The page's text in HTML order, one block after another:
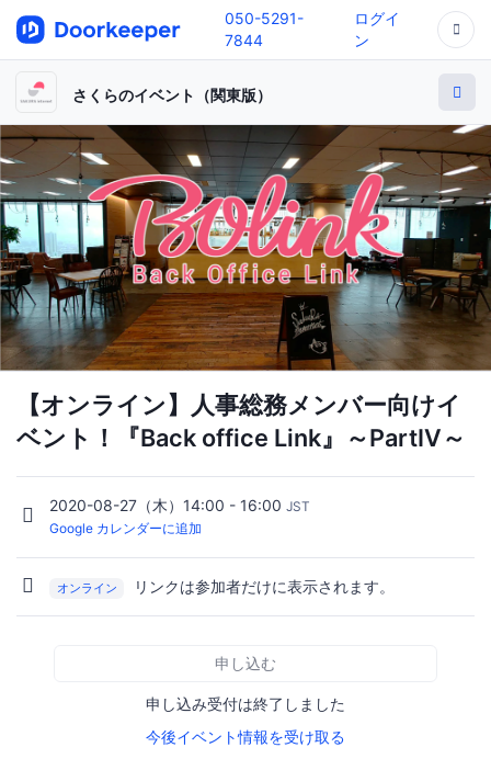
050-5291-
7844
ログイ
ン
さくらのイベント（関東版）
【オンライン】人事総務メンバー向けイ
ベント！『Back office Link』～PartⅣ～
2020-08-27（木）14:00 - 16:00 JST
Google カレンダーに追加
オンライン リンクは参加者だけに表示されます。
申し込む
申し込み受付は終了しました
今後イベント情報を受け取る